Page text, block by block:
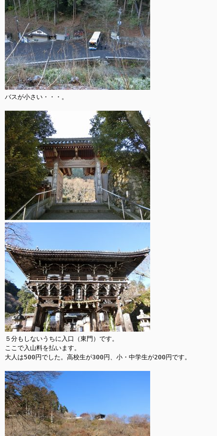
バスが小さい・・・。
５分もしないうちに入口（東門）です。
ここで入山料を払います。
大人は500円でした。高校生が300円、小・中学生が200円です。